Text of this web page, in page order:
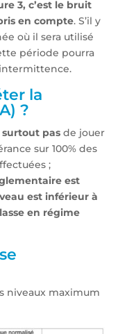
3, c’est le bruit
en compte. S’il y
où il sera utilisé
période pourra
la
?
surtout pasde jouer
sur 100% des
;
est
est inférieur à
en régime
niveaux maximum